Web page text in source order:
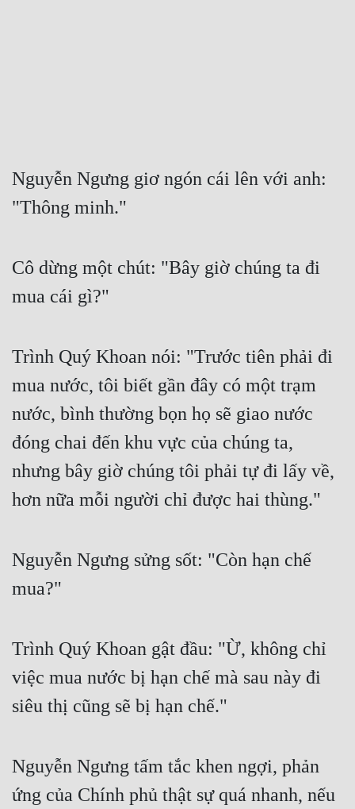
Nguyễn Ngưng giơ ngón cái lên với anh:
"Thông minh."
Cô dừng một chút: "Bây giờ chúng ta đi
mua cái gì?"
Trình Quý Khoan nói: "Trước tiên phải đi
mua nước, tôi biết gần đây có một trạm
nước, bình thường bọn họ sẽ giao nước
đóng chai đến khu vực của chúng ta,
nhưng bây giờ chúng tôi phải tự đi lấy về,
hơn nữa mỗi người chỉ được hai thùng."
Nguyễn Ngưng sửng sốt: "Còn hạn chế
mua?"
Trình Quý Khoan gật đầu: "Ừ, không chỉ
việc mua nước bị hạn chế mà sau này đi
siêu thị cũng sẽ bị hạn chế."
Nguyễn Ngưng tấm tắc khen ngợi, phản
ứng của Chính phủ thật sự quá nhanh, nếu